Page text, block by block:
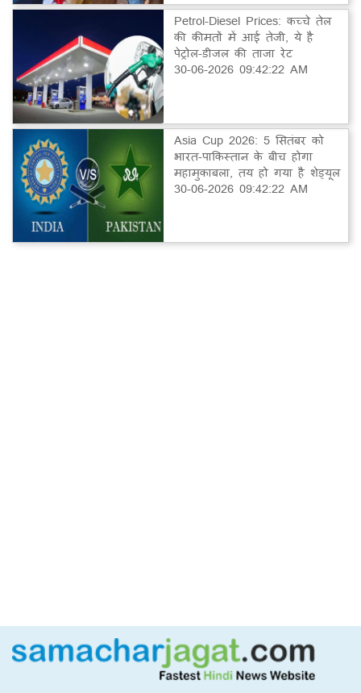
Petrol-Diesel Prices: कच्चे तेल
की कीमतों में आई तेजी, ये है
पेट्रोल-डीजल की ताजा रेट
30-06-2026 09:42:22 AM
Asia Cup 2026: 5 सितंबर को
भारत-पाकिस्तान के बीच होगा
महामुकाबला, तय हो गया है शेड्यूल
30-06-2026 09:42:22 AM